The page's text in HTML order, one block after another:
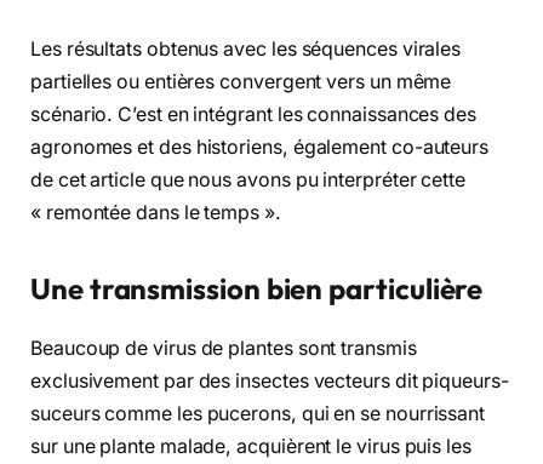
Les résultats obtenus avec les séquences virales
partielles ou entières convergent vers un même
scénario. C’est en intégrant les connaissances des
agronomes et des historiens, également co-auteurs
de cet article que nous avons pu interpréter cette
« remontée dans le temps ».
Une transmission bien particulière
Beaucoup de virus de plantes sont transmis
exclusivement par des insectes vecteurs dit piqueurs-
suceurs comme les pucerons, qui en se nourrissant
sur une plante malade, acquièrent le virus puis les